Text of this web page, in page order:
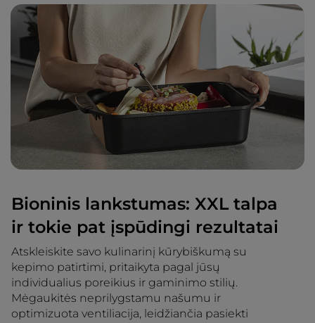
Bioninis lankstumas: XXL talpa
ir tokie pat įspūdingi rezultatai
Atskleiskite savo kulinarinį kūrybiškumą su
kepimo patirtimi, pritaikyta pagal jūsų
individualius poreikius ir gaminimo stilių.
Mėgaukitės neprilygstamu našumu ir
optimizuota ventiliacija, leidžiančia pasiekti